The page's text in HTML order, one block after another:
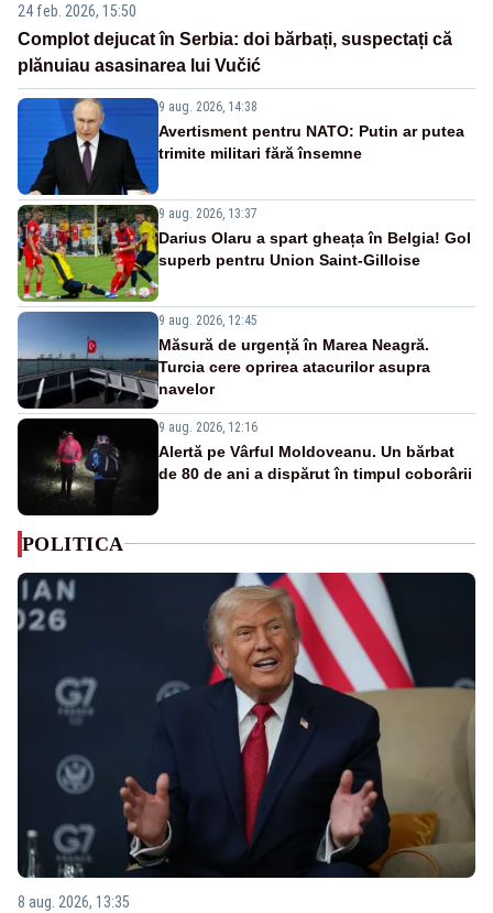
24 feb. 2026, 15:50
Complot dejucat în Serbia: doi bărbați, suspectați că
plănuiau asasinarea lui Vučić
9 aug. 2026, 14:38
Avertisment pentru NATO: Putin ar putea
trimite militari fără însemne
9 aug. 2026, 13:37
Darius Olaru a spart gheața în Belgia! Gol
superb pentru Union Saint-Gilloise
9 aug. 2026, 12:45
Măsură de urgență în Marea Neagră.
Turcia cere oprirea atacurilor asupra
navelor
9 aug. 2026, 12:16
Alertă pe Vârful Moldoveanu. Un bărbat
de 80 de ani a dispărut în timpul coborârii
POLITICA
8 aug. 2026, 13:35